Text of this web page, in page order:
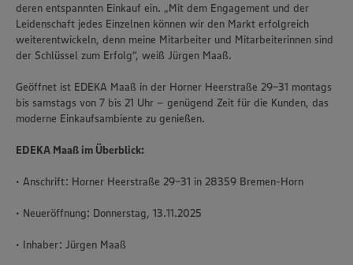
deren entspannten Einkauf ein. „Mit dem Engagement und der
Leidenschaft jedes Einzelnen können wir den Markt erfolgreich
weiterentwickeln, denn meine Mitarbeiter und Mitarbeiterinnen sind
der Schlüssel zum Erfolg“, weiß Jürgen Maaß.
Geöffnet ist EDEKA Maaß in der Horner Heerstraße 29-31 montags
bis samstags von 7 bis 21 Uhr – genügend Zeit für die Kunden, das
moderne Einkaufsambiente zu genießen.
EDEKA Maaß im Überblick:
• Anschrift: Horner Heerstraße 29-31 in 28359 Bremen-Horn
• Neueröffnung: Donnerstag, 13.11.2025
• Inhaber: Jürgen Maaß